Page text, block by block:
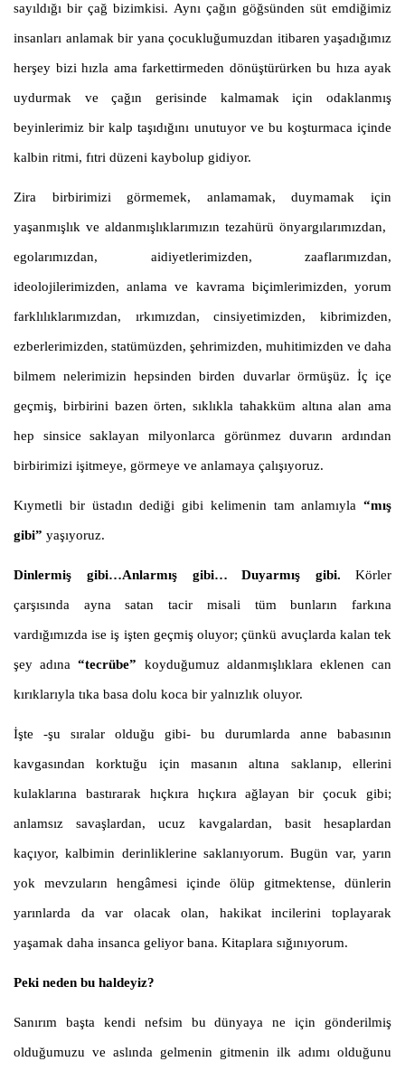
sayıldığı bir çağ bizimkisi. Aynı çağın göğsünden süt emdiğimiz
insanları anlamak bir yana çocukluğumuzdan itibaren yaşadığımız
herşey bizi hızla ama farkettirmeden dönüştürürken bu hıza ayak
uydurmak ve çağın gerisinde kalmamak için odaklanmış
beyinlerimiz bir kalp taşıdığını unutuyor ve bu koşturmaca içinde
kalbin ritmi, fıtri düzeni kaybolup gidiyor.
Zira birbirimizi görmemek, anlamamak, duymamak için
yaşanmışlık ve aldanmışlıklarımızın tezahürü önyargılarımızdan,
egolarımızdan, aidiyetlerimizden, zaaflarımızdan,
ideolojilerimizden, anlama ve kavrama biçimlerimizden, yorum
farklılıklarımızdan, ırkımızdan, cinsiyetimizden, kibrimizden,
ezberlerimizden, statümüzden, şehrimizden, muhitimizden ve daha
bilmem nelerimizin hepsinden birden duvarlar örmüşüz. İç içe
geçmiş, birbirini bazen örten, sıklıkla tahakküm altına alan ama
hep sinsice saklayan milyonlarca görünmez duvarın ardından
birbirimizi işitmeye, görmeye ve anlamaya çalışıyoruz.
Kıymetli bir üstadın dediği gibi kelimenin tam anlamıyla “mış
gibi” yaşıyoruz.
Dinlermiş gibi…Anlarmış gibi… Duyarmış gibi. Körler
çarşısında ayna satan tacir misali tüm bunların farkına
vardığımızda ise iş işten geçmiş oluyor; çünkü avuçlarda kalan tek
şey adına“tecrübe” koyduğumuz aldanmışlıklara eklenen can
kırıklarıyla tıka basa dolu koca bir yalnızlık oluyor.
İşte -şu sıralar olduğu gibi- bu durumlarda anne babasının
kavgasından korktuğu için masanın altına saklanıp, ellerini
kulaklarına bastırarak hıçkıra hıçkıra ağlayan bir çocuk gibi;
anlamsız savaşlardan, ucuz kavgalardan, basit hesaplardan
kaçıyor, kalbimin derinliklerine saklanıyorum. Bugün var, yarın
yok mevzuların hengâmesi içinde ölüp gitmektense, dünlerin
yarınlarda da var olacak olan, hakikat incilerini toplayarak
yaşamak daha insanca geliyor bana. Kitaplara sığınıyorum.
Peki neden bu haldeyiz?
Sanırım başta kendi nefsim bu dünyaya ne için gönderilmiş
olduğumuzu ve aslında gelmenin gitmenin ilk adımı olduğunu